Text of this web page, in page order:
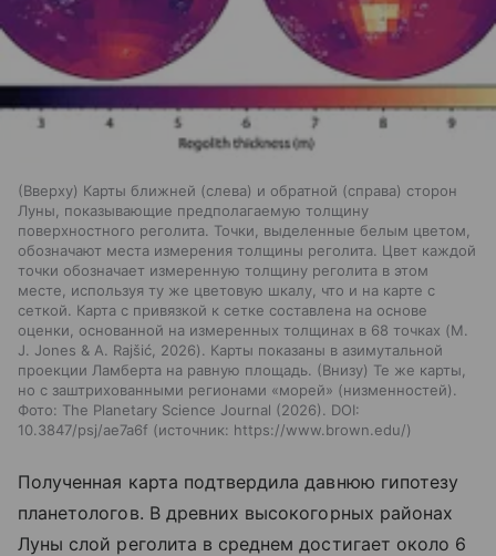
(Вверху) Карты ближней (слева) и обратной (справа) сторон
Луны, показывающие предполагаемую толщину
поверхностного реголита. Точки, выделенные белым цветом,
обозначают места измерения толщины реголита. Цвет каждой
точки обозначает измеренную толщину реголита в этом
месте, используя ту же цветовую шкалу, что и на карте с
сеткой. Карта с привязкой к сетке составлена на основе
оценки, основанной на измеренных толщинах в 68 точках (M.
J. Jones & A. Rajšić, 2026). Карты показаны в азимутальной
проекции Ламберта на равную площадь. (Внизу) Те же карты,
но с заштрихованными регионами «морей» (низменностей).
Фото: The Planetary Science Journal (2026). DOI:
10.3847/psj/ae7a6f
источник: https://www.brown.edu/
Полученная карта подтвердила давнюю гипотезу
планетологов. В древних высокогорных районах
Луны слой реголита в среднем достигает около 6